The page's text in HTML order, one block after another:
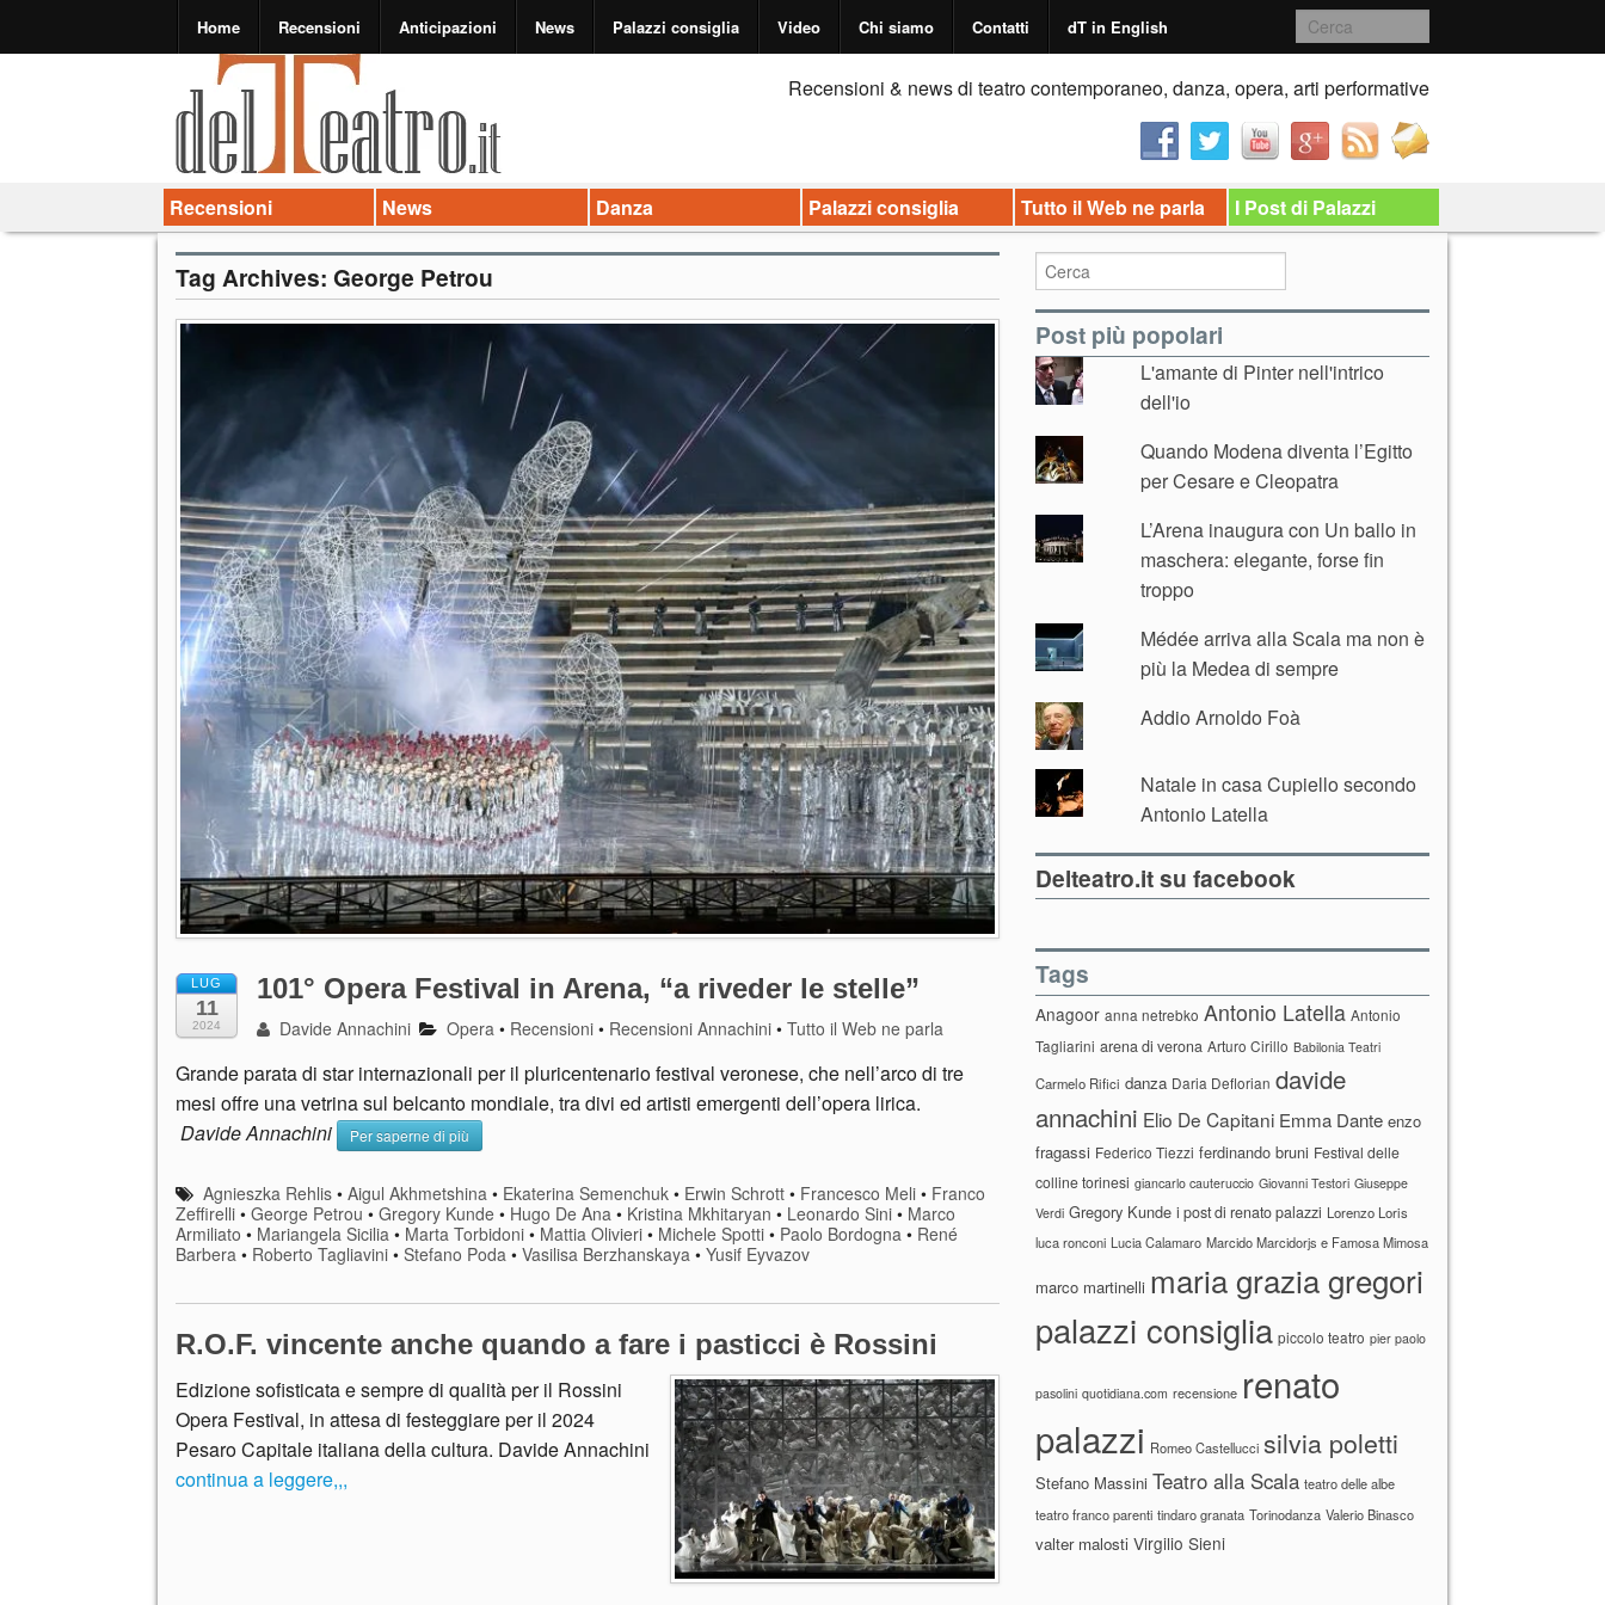
Home Recensioni Anticipazioni News Palazzi consiglia Video Chi siamo Contatti dT in English
Recensioni & news di teatro contemporaneo, danza, opera, arti performative
Recensioni News Danza Palazzi consiglia Tutto il Web ne parla I Post di Palazzi
Tag Archives: George Petrou
LUG
11
2024
101° Opera Festival in Arena, “a riveder le stelle”
Davide Annachini Opera • Recensioni • Recensioni Annachini •Tutto il Web ne parla
Grande parata di star internazionali per il pluricentenario festival veronese, che nell’arco di tre
mesi offre una vetrina sul belcanto mondiale, tra divi ed artisti emergenti dell’opera lirica.
Davide Annachini
Per saperne di più
Agnieszka Rehlis •Aigul Akhmetshina • Ekaterina Semenchuk • Erwin Schrott • Francesco Meli • Franco
Zeffirelli • George Petrou • Gregory Kunde • Hugo De Ana • Kristina Mkhitaryan • Leonardo Sini • Marco
Armiliato • Mariangela Sicilia • Marta Torbidoni • Mattia Olivieri • Michele Spotti • Paolo Bordogna • René
Barbera • Roberto Tagliavini • Stefano Poda • Vasilisa Berzhanskaya • Yusif Eyvazov
R.O.F. vincente anche quando a fare i pasticci è Rossini
Edizione sofisticata e sempre di qualità per il Rossini
Opera Festival, in attesa di festeggiare per il 2024
Pesaro Capitale italiana della cultura. Davide Annachini
continua a leggere,,,
Post più popolari
L'amante di Pinter nell'intrico
dell'io
Quando Modena diventa l’Egitto
per Cesare e Cleopatra
L’Arena inaugura con Un ballo in
maschera: elegante, forse fin
troppo
Médée arriva alla Scala ma non è
più la Medea di sempre
Addio Arnoldo Foà
Natale in casa Cupiello secondo
Antonio Latella
Delteatro.it su facebook
Tags
Anagoor anna netrebko Antonio Latella Antonio
Tagliarini arena di verona Arturo Cirillo Babilonia Teatri
Carmelo Rifici danza Daria Deflorian davide
annachini Elio De Capitani Emma Dante enzo
fragassi Federico Tiezzi ferdinando bruni Festival delle
colline torinesi giancarlo cauteruccio Giovanni Testori Giuseppe
Verdi Gregory Kunde i post di renato palazzi Lorenzo Loris
luca ronconi Lucia Calamaro Marcido Marcidorjs e Famosa Mimosa
marco martinelli maria grazia gregori
palazzi consiglia piccolo teatro pier paolo
pasolini quotidiana.com recensione renato
palazzi Romeo Castellucci silvia poletti
Stefano Massini Teatro alla Scala teatro delle albe
teatro franco parenti tindaro granata Torinodanza Valerio Binasco
valter malosti Virgilio Sieni